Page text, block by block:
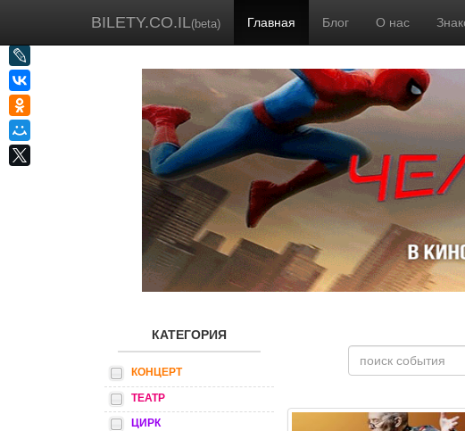
BILETY.CO.IL(beta) Главная Блог О нас
КАТЕГОРИЯ
КОНЦЕРТ
ТЕАТР
ЦИРК